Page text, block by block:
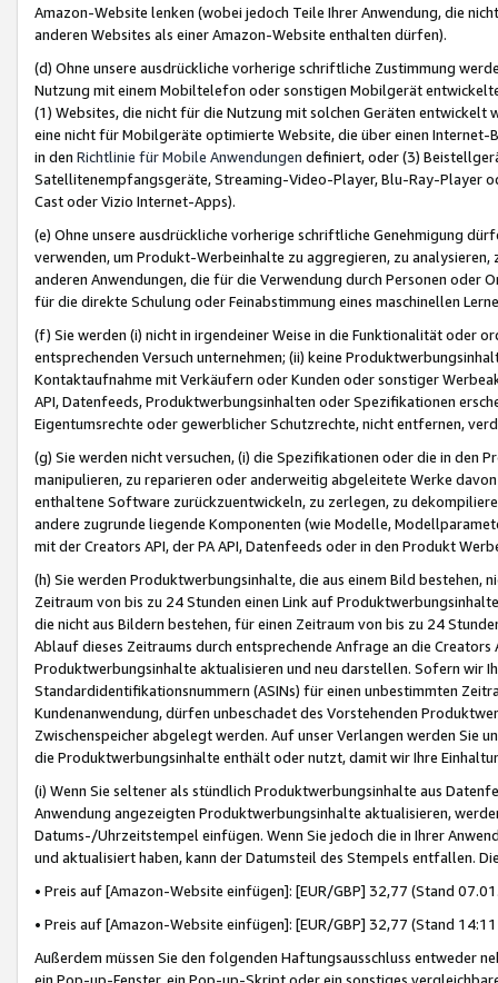
Amazon-Website lenken (wobei jedoch Teile Ihrer Anwendung, die
anderen Websites als einer Amazon-Website enthalten dürfen).
(d) Ohne unsere ausdrückliche vorherige schriftliche Zustimmung
Nutzung mit einem Mobiltelefon oder sonstigen Mobilgerät
(1) Websites, die nicht für die Nutzung mit solchen Geräten
eine nicht für Mobilgeräte optimierte Website, die über einen
in den Richtlinie für Mobile Anwendungen definiert, oder (3)
Satellitenempfangsgeräte, Streaming-Video-Player, Blu-Ray-Player
Cast oder Vizio Internet-Apps).
(e) Ohne unsere ausdrückliche vorherige schriftliche Genehmigung
verwenden, um Produkt-Werbeinhalte zu aggregieren, zu
anderen Anwendungen, die für die Verwendung durch Personen
für die direkte Schulung oder Feinabstimmung eines maschinellen
(f) Sie werden (i) nicht in irgendeiner Weise in die Funktionalität oder
entsprechenden Versuch unternehmen; (ii) keine
Kontaktaufnahme mit Verkäufern oder Kunden oder sonstiger
API, Datenfeeds, Produktwerbungsinhalten oder Spezifikationen
Eigentumsrechte oder gewerblicher Schutzrechte, nicht entfernen,
(g) Sie werden nicht versuchen, (i) die Spezifikationen oder die in
manipulieren, zu reparieren oder anderweitig abgeleitete Werke
enthaltene Software zurückzuentwickeln, zu zerlegen, zu
andere zugrunde liegende Komponenten (wie Modelle,
mit der Creators API, der PA API, Datenfeeds oder in den Produkt
(h) Sie werden Produktwerbungsinhalte, die aus einem Bild bestehen,
Zeitraum von bis zu 24 Stunden einen Link auf
die nicht aus Bildern bestehen, für einen Zeitraum von bis zu 24
Ablauf dieses Zeitraums durch entsprechende Anfrage an die
Produktwerbungsinhalte aktualisieren und neu darstellen. Sofern wir
Standardidentifikationsnummern (ASINs) für einen unbestimmten
Kundenanwendung, dürfen unbeschadet des Vorstehenden
Zwischenspeicher abgelegt werden. Auf unser Verlangen werden Sie
die Produktwerbungsinhalte enthält oder nutzt, damit wir Ihre
(i) Wenn Sie seltener als stündlich Produktwerbungsinhalte aus
Anwendung angezeigten Produktwerbungsinhalte aktualisieren,
Datums-/Uhrzeitstempel einfügen. Wenn Sie jedoch die in Ihrer
und aktualisiert haben, kann der Datumsteil des Stempels entfallen.
• Preis auf [Amazon-Website einfügen]: [EUR/GBP] 32,77 (Stand
• Preis auf [Amazon-Website einfügen]: [EUR/GBP] 32,77 (Stand
Außerdem müssen Sie den folgenden Haftungsausschluss entweder
ein Pop-up-Fenster, ein Pop-up-Skript oder ein sonstiges